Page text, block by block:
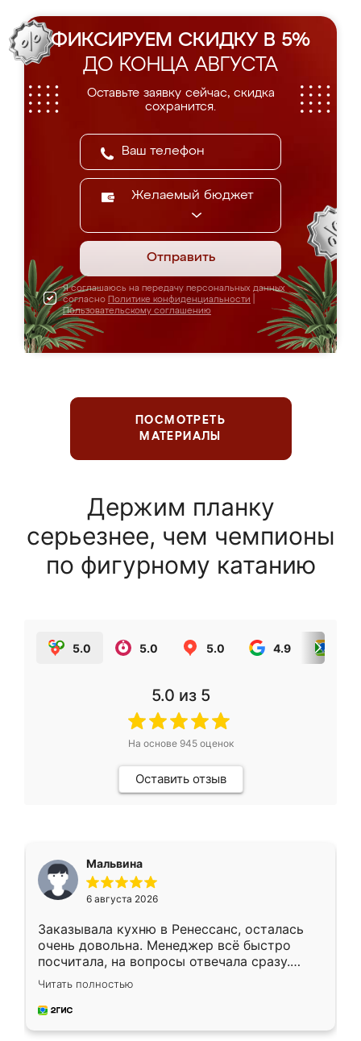
ФИКСИРУЕМ СКИДКУ В 5%
ДО КОНЦА АВГУСТА
Оставьте заявку сейчас, скидка
сохранится.
Желаемый бюджет
Отправить
Я соглашаюсь на передачу персональных данных
согласно Политике конфиденциальности
Пользовательскому соглашению
ПОСМОТРЕТЬ
МАТЕРИАЛЫ
Держим планку
серьезнее, чем чемпионы
по фигурному катанию
5.0 5.0 5.0 4.9
5.0 из 5
На основе 945оценок
Оставить отзыв
Мальвина
6 августа 2026
Заказывала кухню в Ренессанс, осталась
очень довольна. Менеджер всё быстро
посчитала, на вопросы отвечала сразу.
Замерщик приехал в субботу, подошёл к
делу со всей ответственностью. Собрали
за день, ребята работали аккуратно, даже
Читать полностью